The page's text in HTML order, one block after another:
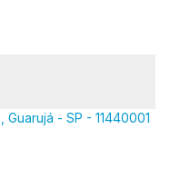
- SP - 11440001